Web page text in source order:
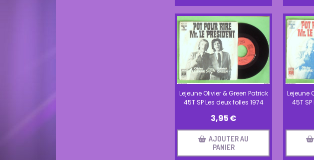
Lejeune Olivier & Green Patrick
45T SP Les deux folles 1974
3,95€
AJOUTER AU
PANIER
Lejeune
45T